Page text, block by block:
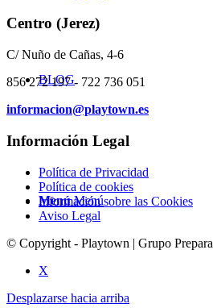
BLOG
Menú Menú
Centro (Jerez)
C/ Nuño de Cañas, 4-6
856 272 197 - 722 736 051
informacion@playtown.es
Información Legal
Política de Privacidad
Política de cookies
Información sobre las Cookies
Aviso Legal
© Copyright - Playtown | Grupo Prepara
X
Desplazarse hacia arriba